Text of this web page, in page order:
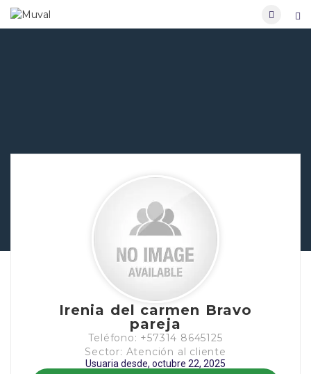
Irenia del carmen Bravo
pareja
Teléfono: +57314 8645125
Sector: Atención al cliente
Usuaria desde, octubre 22, 2025